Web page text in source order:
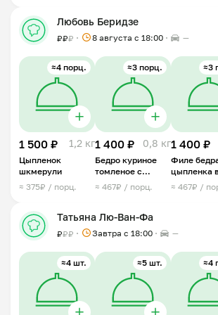
Любовь Беридзе
₽₽₽ 8 августа с 18:00 —
≈4 порц.
1 500 ₽ 1,2 кг
Цыпленок
шкмерули
≈ 375₽ / порц.
≈3 порц.
1 400 ₽ 0,8 кг
Бедро куриное
томленое с
травами
≈ 467₽ / порц.
≈3
1 400 ₽
Филе
цыпленка
сливочным
с грибами
≈ 467₽ /
Татьяна Лю-Ван-Фа
₽₽₽ Завтра c 18:00 —
≈4 шт. ≈5 шт. ≈4